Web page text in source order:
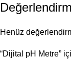
Henüz
“Dijital pH Metre”